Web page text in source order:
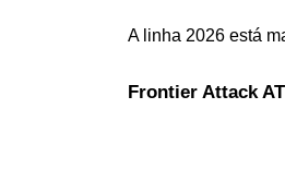
A linha 2026 está
Frontier Attack